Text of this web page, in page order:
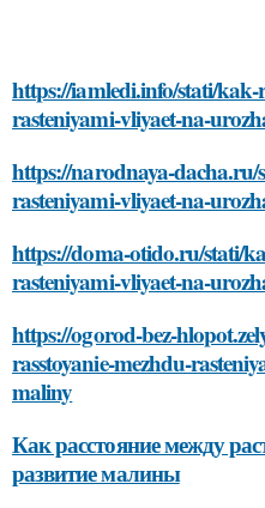
https://iamledi.info/stati/kak-
rasteniyami-vliyaet-na-
https://narodnaya-dacha.ru/
rasteniyami-vliyaet-na-
https://doma-otido.ru/stati/
rasteniyami-vliyaet-na-
https://ogorod-bez-
rasstoyanie-mezhdu-
maliny
Как расстояние между
развитие малины